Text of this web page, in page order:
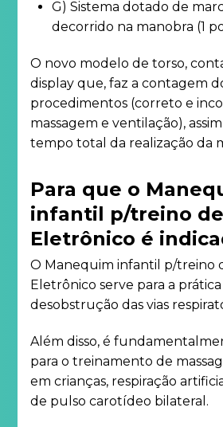
G) Sistema dotado de
decorrido na manobra (1
O novo modelo de torso,
display que, faz a contagem
procedimentos (correto e
massagem e ventilação),
tempo total da realização da
Para que o
infantil p/treino de
Eletrônico é
O Manequim infantil p/treino
Eletrônico serve para a
desobstrução das vias
Além disso, é
para o treinamento de
em crianças, respiração
de pulso carotídeo bilateral.